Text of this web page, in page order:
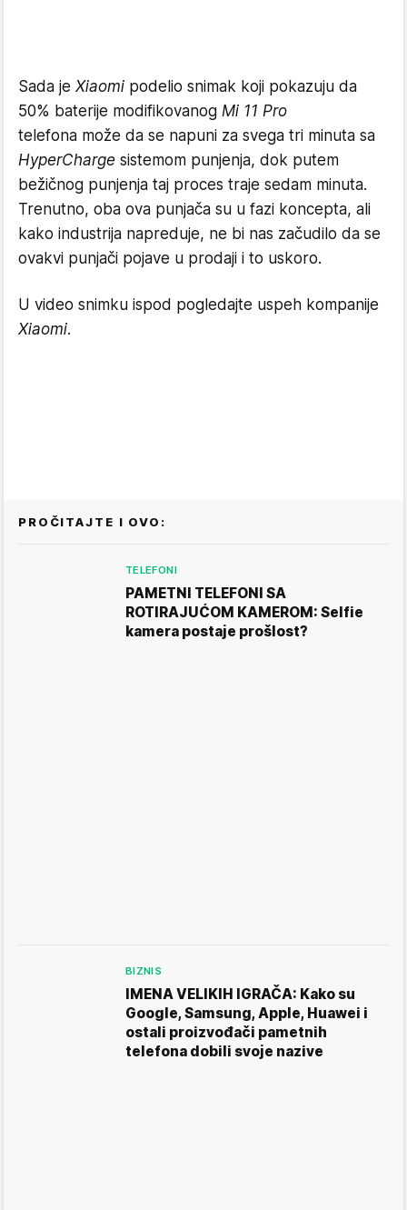
Sada je Xiaomi podelio snimak koji pokazuju da
50% baterije modifikovanog Mi 11 Pro
telefona može da se napuni za svega tri minuta sa
HyperCharge sistemom punjenja, dok putem
bežičnog punjenja taj proces traje sedam minuta.
Trenutno, oba ova punjača su u fazi koncepta, ali
kako industrija napreduje, ne bi nas začudilo da se
ovakvi punjači pojave u prodaji i to uskoro.
U video snimku ispod pogledajte uspeh kompanije
Xiaomi.
PROČITAJTE I OVO:
TELEFONI
PAMETNI TELEFONI SA
ROTIRAJUĆOM KAMEROM: Selfie
kamera postaje prošlost?
BIZNIS
IMENA VELIKIH IGRAČA: Kako su
Google, Samsung, Apple, Huawei i
ostali proizvođači pametnih
telefona dobili svoje nazive